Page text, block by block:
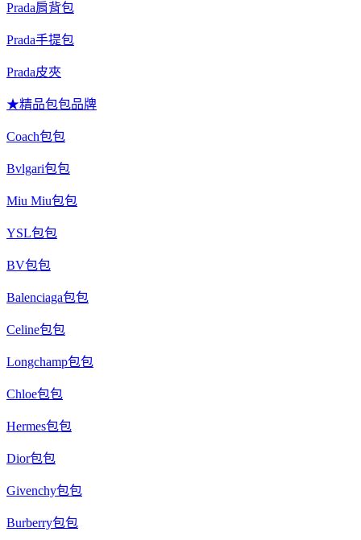
Prada肩背包
Prada手提包
Prada皮夾
★精品包包品牌
Coach包包
Bvlgari包包
Miu Miu包包
YSL包包
BV包包
Balenciaga包包
Celine包包
Longchamp包包
Chloe包包
Hermes包包
Dior包包
Givenchy包包
Burberry包包